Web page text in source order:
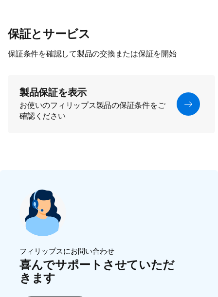
保証とサービス
保証条件を確認して製品の交換または保証を開始
製品保証を表示
お使いのフィリップス製品の保証条件をご
確認ください
フィリップスにお問い合わせ
喜んでサポートさせていただ
きます